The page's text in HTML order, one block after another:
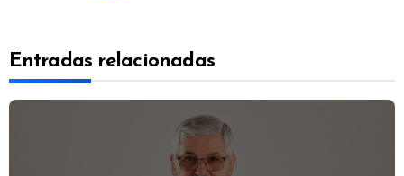
Entradas relacionadas